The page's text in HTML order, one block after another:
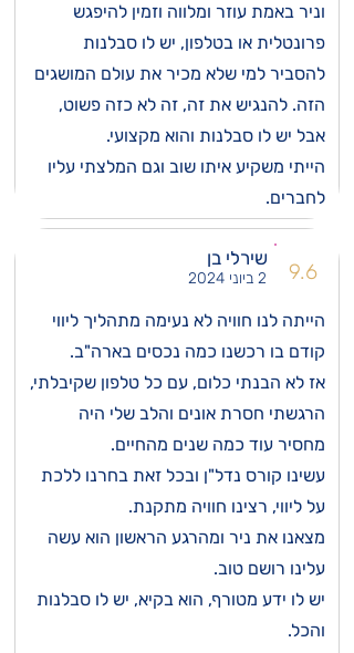
וניר באמת עוזר ומלווה וזמין להיפגש
פרונטלית או בטלפון, יש לו סבלנות
להסביר למי שלא מכיר את עולם המושגים
הזה. להנגיש את זה, זה לא כזה פשוט,
אבל יש לו סבלנות והוא מקצועי.
הייתי משקיע איתו שוב וגם המלצתי עליו
לחברים.
2 ביוני 2024
שירלי בן
9.6
הייתה לנו חוויה לא נעימה מתהליך ליווי
קודם בו רכשנו כמה נכסים בארה"ב.
אז לא הבנתי כלום, עם כל טלפון שקיבלתי,
הרגשתי חסרת אונים והלב שלי היה
מחסיר עוד כמה שנים מהחיים.
עשינו קורס נדל"ן ובכל זאת בחרנו ללכת
על ליווי, רצינו חוויה מתקנת.
מצאנו את ניר ומהרגע הראשון הוא עשה
עלינו רושם טוב.
יש לו ידע מטורף, הוא בקיא, יש לו סבלנות
והכל.